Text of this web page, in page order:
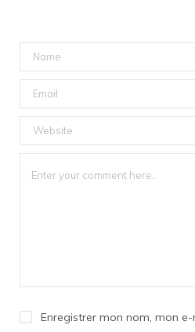
Enregistrer mon nom, mon